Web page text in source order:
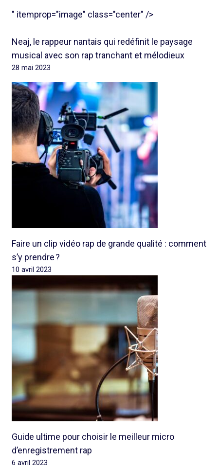
" itemprop="image" class="center" />
Neaj, le rappeur nantais qui redéfinit le paysage
musical avec son rap tranchant et mélodieux
28 mai 2023
Faire un clip vidéo rap de grande qualité : comment
s’y prendre ?
10 avril 2023
Guide ultime pour choisir le meilleur micro
d’enregistrement rap
6 avril 2023